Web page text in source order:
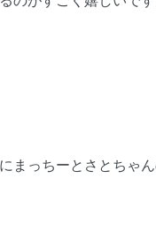
まっちーとさとちゃ